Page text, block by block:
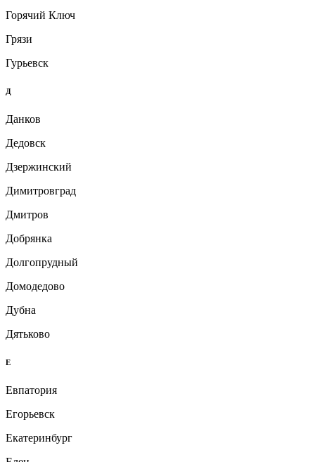
Горячий Ключ
Грязи
Гурьевск
Д
Данков
Дедовск
Дзержинский
Димитровград
Дмитров
Добрянка
Долгопрудный
Домодедово
Дубна
Дятьково
Е
Евпатория
Егорьевск
Екатеринбург